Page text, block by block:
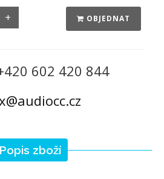
OBJEDNAT
602 420 844
Popis zboží